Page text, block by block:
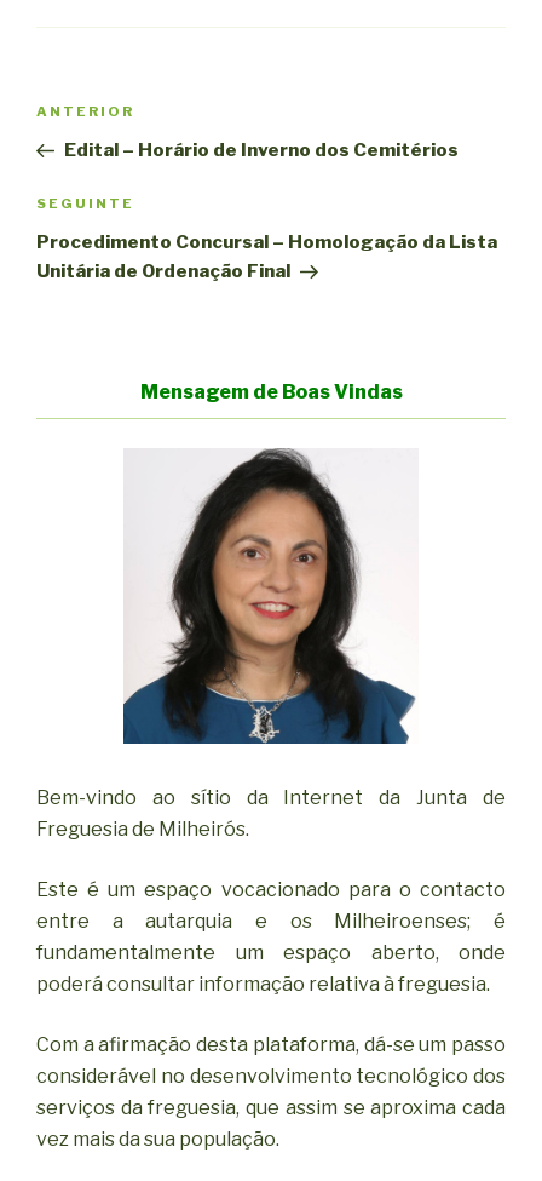
artigos
Conteúdo
anterior
ANTERIOR
Edital – Horário de Inverno dos Cemitérios
Conteúdo
seguinte
SEGUINTE
Procedimento Concursal – Homologação da Lista
Unitária de Ordenação Final
Mensagem de Boas Vindas
Bem-vindo ao sítio da Internet da Junta de
Freguesia de Milheirós.
Este é um espaço vocacionado para o contacto
entre a autarquia e os Milheiroenses; é
fundamentalmente um espaço aberto, onde
poderá consultar informação relativa à freguesia.
Com a afirmação desta plataforma, dá-se um passo
considerável no desenvolvimento tecnológico dos
serviços da freguesia, que assim se aproxima cada
vez mais da sua população.